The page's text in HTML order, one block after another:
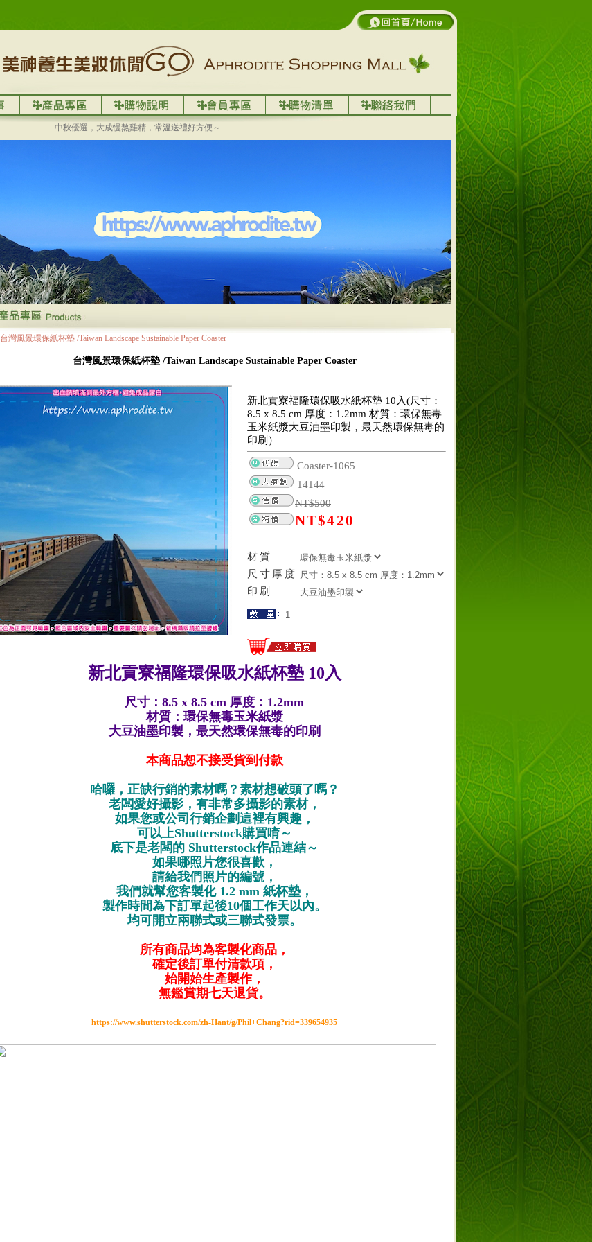
中秋優選，大成慢熬雞精，常溫送禮好方便～
台灣風景環保紙杯墊 /Taiwan Landscape Sustainable Paper Coaster
台灣風景環保紙杯墊 /Taiwan Landscape Sustainable Paper Coaster
新北貢寮福隆環保吸水紙杯墊 10入(尺寸：
8.5 x 8.5 cm 厚度：1.2mm 材質：環保無毒
玉米紙漿大豆油墨印製，最天然環保無毒的
印刷）
Coaster-1065
14144
NT$500
NT$420
材質
尺寸厚度
印刷
新北貢寮福隆環保吸水紙杯墊 10入
尺寸：8.5 x 8.5 cm 厚度：1.2mm
材質：環保無毒玉米紙漿
大豆油墨印製，最天然環保無毒的印刷
本商品恕不接受貨到付款
哈囉，正缺行銷的素材嗎？素材想破頭了嗎？
老闆愛好攝影，有非常多攝影的素材，
如果您或公司行銷企劃這裡有興趣，
可以上Shutterstock購買唷～
底下是老闆的 Shutterstock作品連結～
如果哪照片您很喜歡，
請給我們照片的編號，
我們就幫您客製化 1.2 mm 紙杯墊，
製作時間為下訂單起後10個工作天以內。
均可開立兩聯式或三聯式發票。
所有商品均為客製化商品，
確定後訂單付清款項，
始開始生產製作，
無鑑賞期七天退貨。
https://www.shutterstock.com/zh-Hant/g/Phil+Chang?rid=339654935